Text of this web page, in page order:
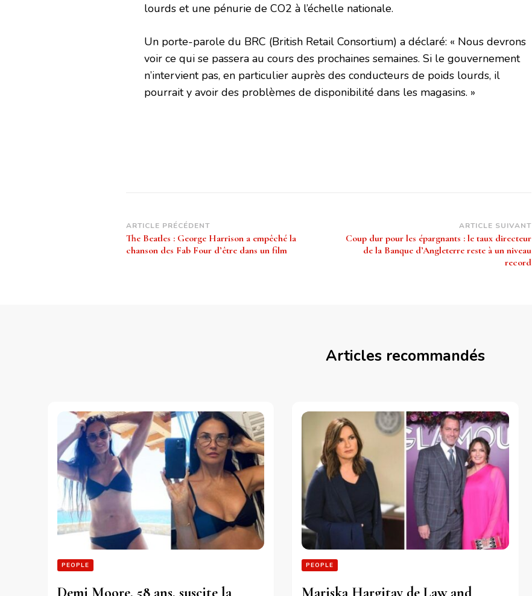
lourds et une pénurie de CO2 à l’échelle nationale.
Un porte-parole du BRC (British Retail Consortium) a déclaré: « Nous devrons
voir ce qui se passera au cours des prochaines semaines. Si le gouvernement
n’intervient pas, en particulier auprès des conducteurs de poids lourds, il
pourrait y avoir des problèmes de disponibilité dans les magasins. »
Navigation
d’article
ARTICLE PRÉCÉDENT
The Beatles : George Harrison a empêché la
chanson des Fab Four d’être dans un film
ARTICLE SUIVANT
Coup dur pour les épargnants : le taux directeur
de la Banque d’Angleterre reste à un niveau
record
Articles recommandés
PEOPLE
Demi Moore, 58 ans, suscite la
PEOPLE
Mariska Hargitay de Law and